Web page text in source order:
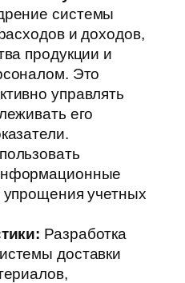
системы
и доходов,
продукции и
Это
управлять
его
упрощения учетных
Разработка
доставки